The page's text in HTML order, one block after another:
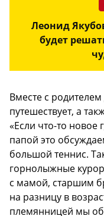
Леонид
будет
Вместе с
путешествует, а
«Если что-то новое
папой это
большой теннис.
горнолыжные
с мамой, старшим
на разницу в
племянницей мы